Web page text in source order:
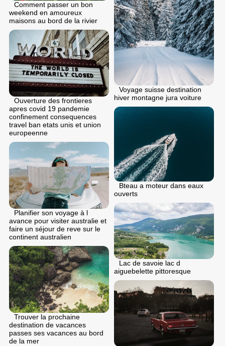
Comment passer un bon
weekend en amoureux
maisons au bord de la rivier
Voyage suisse destination
hiver montagne jura voiture
Ouverture des frontieres
apres covid 19 pandemie
confinement consequences
travel ban etats unis et union
europeenne
Bteau a moteur dans eaux
ouverts
Planifier son voyage à l
avance pour visiter australie et
faire un séjour de reve sur le
continent australien
Lac de savoie lac d
aiguebelette pittoresque
Trouver la prochaine
destination de vacances
passes ses vacances au bord
de la mer